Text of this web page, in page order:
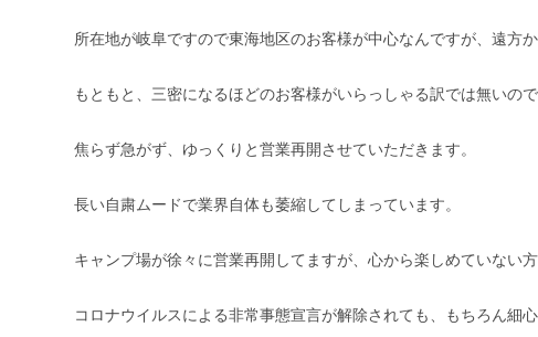
所在地が岐阜ですので東海地区のお客様が中心なんですが、遠方
もともと、三密になるほどのお客様がいらっしゃる訳では無いの
焦らず急がず、ゆっくりと営業再開させていただきます。
長い自粛ムードで業界自体も萎縮してしまっています。
キャンプ場が徐々に営業再開してますが、心から楽しめていない
コロナウイルスによる非常事態宣言が解除されても、もちろん細心